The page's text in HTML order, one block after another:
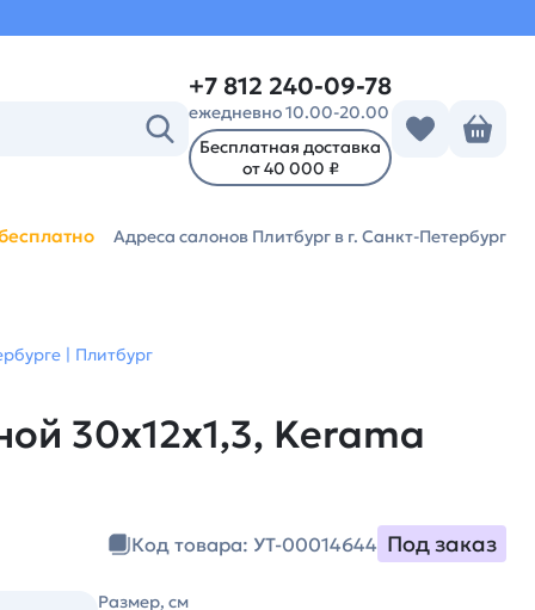
+7 812 240-09-78
ежедневно 10.00-20.00
Бесплатная доставка
от 40 000 ₽
Адреса салонов Плитбург в г. Санкт-Петербург
| Плитбург
30x12x1,3, Kerama
Код товара: УТ-00014644 Под заказ
Размер, см